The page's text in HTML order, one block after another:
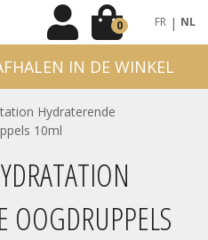
0 FR | NL
IN DE WINKEL
OOGDRUPPELS